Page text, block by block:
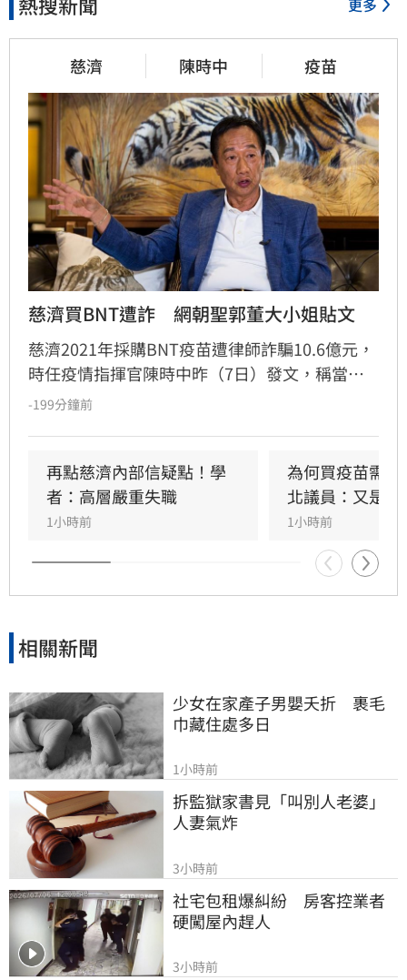
更多
慈濟 陳時中 疫苗
慈濟買BNT遭詐　網朝聖郭董大小姐貼文
慈濟2021年採購BNT疫苗遭律師詐騙10.6億元，
時任疫情指揮官陳時中昨（7日）發文，稱當年
早就苦口婆心要提防掮客，卻遭在野攻擊抹黑；
為，慈濟固然被當盤子詐騙，但和疫情爆發後疫
苗確實不足，根本是兩碼事，批評綠營偷換概念
洗記憶的手法太過粗糙。更有大批網友回顧郭台
銘2023年「大小姐說不要買」的貼文，認為內容
較符合當初疫苗採購受政治因素卡關或延遲的時
間線 。
-199分鐘前
再點慈濟內部信疑點！學
者：高層嚴重失職
1小時前
為何買疫苗需
北議員：又是中
1小時前
相關新聞
少女在家產子男嬰夭折　裹毛
巾藏住處多日
1小時前
拆監獄家書見「叫別人老婆」
人妻氣炸
3小時前
社宅包租爆糾紛　房客控業者
硬闖屋內趕人
3小時前